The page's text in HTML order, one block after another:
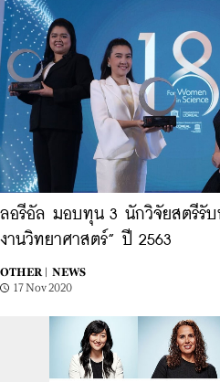
ลอรีอัล มอบทุน 3 นักวิจัยสตรีรับ
งานวิทยาศาสตร์” ปี 2563
OTHER |
NEWS
17 Nov 2020